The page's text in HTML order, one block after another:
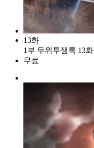
13화
1부 무위투쟁록 13화
무료